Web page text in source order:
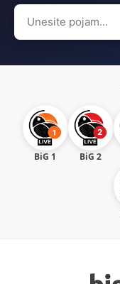
Search
for:
BiG 1 BiG 2